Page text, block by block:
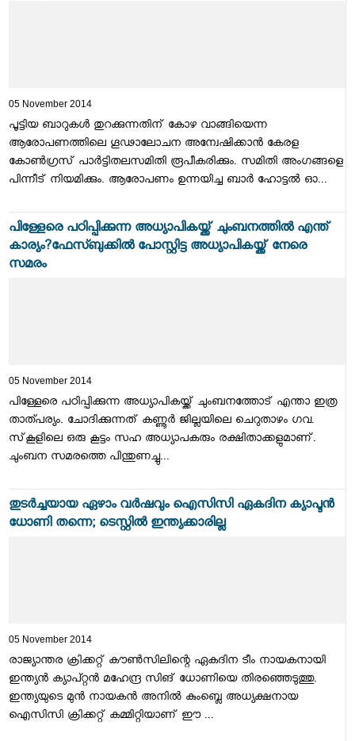
05 November 2014
പൂട്ടിയ ബാറുകള്‍ തുറക്കുന്നതിന് കോഴ വാങ്ങിയെന്ന
ആരോപണത്തിലെ ഗൂഢാലോചന അന്വേഷിക്കാന്‍ കേരള
കോണ്‍ഗ്രസ് പാര്‍ട്ടിതലസമിതി രൂപീകരിക്കും. സമിതി അംഗങ്ങളെ
പിന്നീട് നിയമിക്കും. ആരോപണം ഉന്നയിച്ച ബാര്‍ ഹോട്ടല്‍ ഓ...
പിള്ളേരെ പഠിപ്പിക്കുന്ന അധ്യാപികയ്ക്ക് ചുംബനത്തില്‍ എന്ത്
കാര്യം?ഫേസ്ബുക്കില്‍ പോസ്റ്റിട്ട അധ്യാപികയ്ക്ക് നേരെ
സമരം
05 November 2014
പിള്ളേരെ പഠിപ്പിക്കുന്ന അധ്യാപികയ്ക്ക് ചുംബനത്തോട് എന്താ ഇത്ര
താത്പര്യം. ചോദിക്കുന്നത് കണ്ണൂര്‍ ജില്ലയിലെ ചെറുതാഴം ഗവ.
സ്‌കൂളിലെ ഒരു കൂട്ടം സഹ അധ്യാപകരും രക്ഷിതാക്കളുമാണ്.
ചുംബന സമരത്തെ പിന്തുണച്ചു...
തുടര്‍ച്ചയായ ഏഴാം വര്‍ഷവും ഐസിസി ഏകദിന ക്യാപ്ടന്‍
ധോണി തന്നെ; ടെസ്റ്റില്‍ ഇന്ത്യക്കാരില്ല
05 November 2014
രാജ്യാന്തര ക്രിക്കറ്റ് കൗണ്‍സിലിന്റെ ഏകദിന ടീം നായകനായി
ഇന്ത്യന്‍ ക്യാപ്റ്റന്‍ മഹേന്ദ്ര സിങ് ധോണിയെ തിരഞ്ഞെടുത്തു.
ഇന്ത്യയുടെ മുന്‍ നായകന്‍ അനില്‍ കുംബ്ലെ അധ്യക്ഷനായ
ഐസിസി ക്രിക്കറ്റ് കമ്മിറ്റിയാണ് ഈ ...